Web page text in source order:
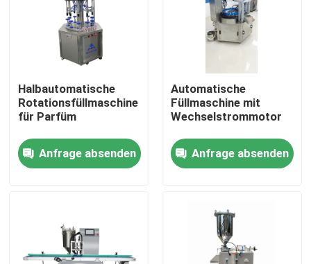
Startseite
Halbautomatische
Rotationsfüllmaschine
für Parfüm
Anfrage absenden
Automatische
Füllmaschine mit
Wechselstrommotor
Anfrage absenden